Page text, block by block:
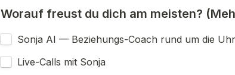
Worauf freust du dich am meisten?
Sonja AI — Beziehungs-Coach rund um die Uhr
Live-Calls mit Sonja